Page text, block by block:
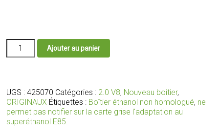
quantité
2.0
wifi
avec
faisceaux
Ajouter au panier
UGS :425070 Catégories : 2.0 V8, Nouveau boitier,
ORIGINAUX Étiquettes : Boîtier éthanol non homologué, ne
permet pas notifier sur la carte grise l'adaptation au
superéthanol E85.